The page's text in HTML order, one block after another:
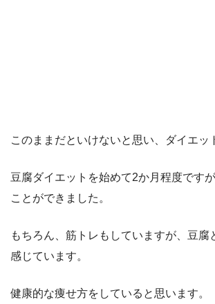
このままだといけないと思い、ダイエッ
豆腐ダイエットを始めて2か月程度です
ことができました。
もちろん、筋トレもしていますが、豆腐
感じています。
健康的な痩せ方をしていると思います。